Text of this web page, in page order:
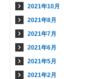
2021年10月
2021年8月
2021年7月
2021年6月
2021年5月
2021年2月